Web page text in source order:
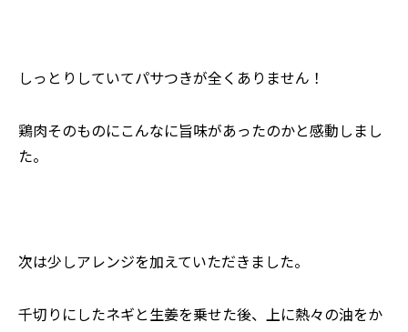
しっとりしていてパサつきが全くありません！
鶏肉そのものにこんなに旨味があったのかと感動しまし
た。
次は少しアレンジを加えていただきました。
千切りにしたネギと生姜を乗せた後、上に熱々の油をか